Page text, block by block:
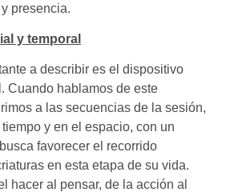
presencia.
y temporal
a describir es el dispositivo
Cuando hablamos de este
a las secuencias de la sesión,
y en el espacio, con un
favorecer el recorrido
en esta etapa de su vida.
hacer al pensar, de la acción al